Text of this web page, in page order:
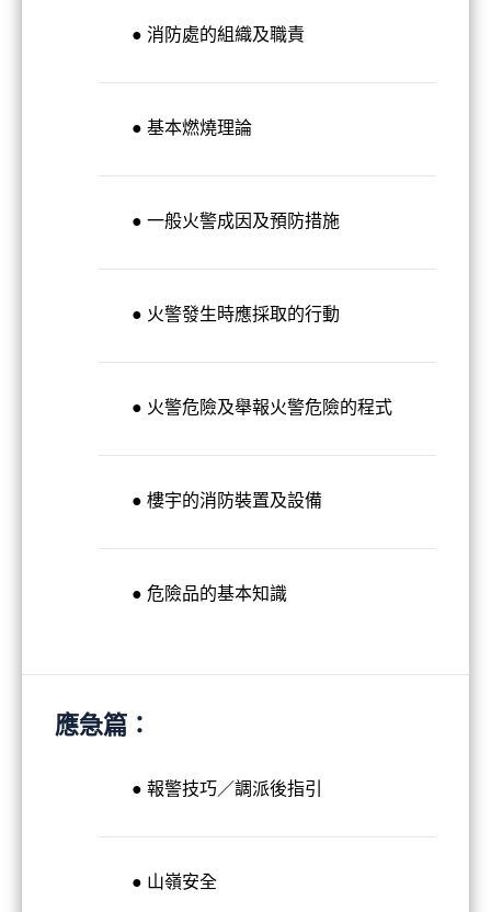
● 消防處的組織及職責
● 基本燃燒理論
● 一般火警成因及預防措施
● 火警發生時應採取的行動
● 火警危險及舉報火警危險的程式
● 樓宇的消防裝置及設備
● 危險品的基本知識
應急篇：
● 報警技巧／調派後指引
● 山嶺安全